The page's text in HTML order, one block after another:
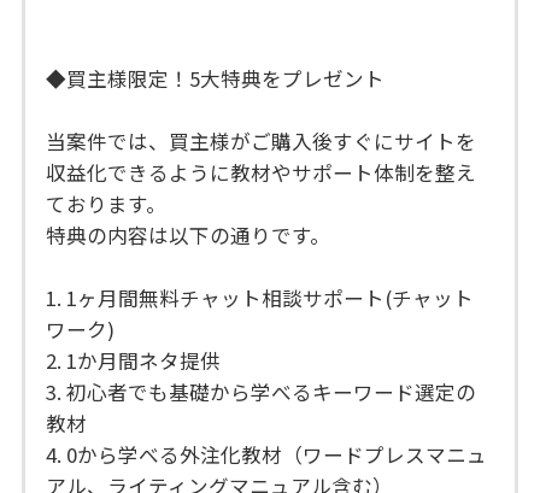
◆買主様限定！5大特典をプレゼント
当案件では、買主様がご購入後すぐにサイトを
収益化できるように教材やサポート体制を整え
ております。
特典の内容は以下の通りです。
1. 1ヶ月間無料チャット相談サポート(チャット
ワーク)
2. 1か月間ネタ提供
3. 初心者でも基礎から学べるキーワード選定の
教材
4. 0から学べる外注化教材（ワードプレスマニュ
アル、ライティングマニュアル含む）